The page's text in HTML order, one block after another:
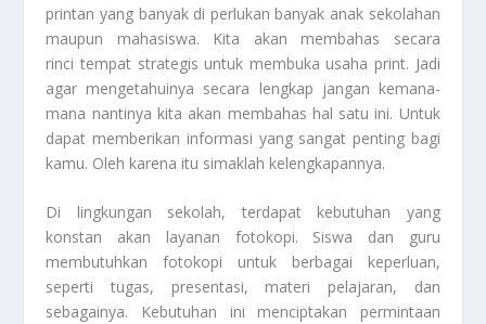
printan yang banyak di perlukan banyak anak sekolahan
maupun mahasiswa. Kita akan membahas secara
rinci tempat strategis untuk membuka usaha print. Jadi
agar mengetahuinya secara lengkap jangan kemana-
mana nantinya kita akan membahas hal satu ini. Untuk
dapat memberikan informasi yang sangat penting bagi
kamu. Oleh karena itu simaklah kelengkapannya.
Di lingkungan sekolah, terdapat kebutuhan yang
konstan akan layanan fotokopi. Siswa dan guru
membutuhkan fotokopi untuk berbagai keperluan,
seperti tugas, presentasi, materi pelajaran, dan
sebagainya. Kebutuhan ini menciptakan permintaan